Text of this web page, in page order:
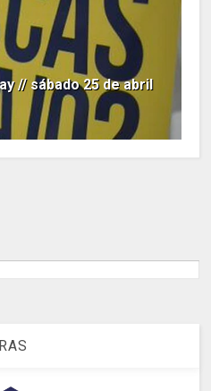
// sábado 25 de abril